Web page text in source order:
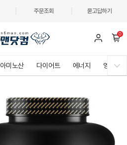
주문조회 묻고답하기
0
아미노산 다이어트 에너지 영양제